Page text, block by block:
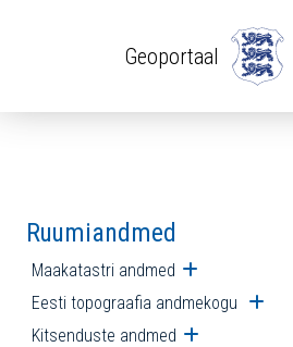
Geoportaal
Ruumiandmed
Maakatastri andmed Ava
Eesti topograafia andmekogu Ava
Kitsenduste andmed Ava